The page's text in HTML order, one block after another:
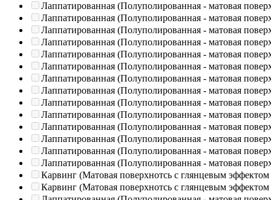
Лаппатированная (Полуполированная - матовая
Лаппатированная (Полуполированная - матовая
Лаппатированная (Полуполированная - матовая
Лаппатированная (Полуполированная - матовая
Лаппатированная (Полуполированная - матовая
Лаппатированная (Полуполированная - матовая
Лаппатированная (Полуполированная - матовая
Лаппатированная (Полуполированная - матовая
Лаппатированная (Полуполированная - матовая
Лаппатированная (Полуполированная - матовая
Лаппатированная (Полуполированная - матовая
Лаппатированная (Полуполированная - матовая
Лаппатированная (Полуполированная - матовая
Лаппатированная (Полуполированная - матовая
Карвинг (Матовая поверхнотсь с глянцевым эффектом
Карвинг (Матовая поверхнотсь с глянцевым эффектом